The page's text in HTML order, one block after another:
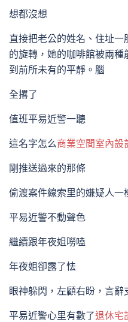
想都沒想
直接把老公的姓名、住址一
的旋轉，她的咖啡館被兩
到前所未有的平靜。腦
全撂了
值班平易近警一聽
這名字怎么商業空間室內設
剛推送過來的那條
偷渡案件線索里的嫌疑人一
平易近警不動聲色
繼續跟年夜姐嘮嗑
年夜姐卻露了怯
眼神躲閃，左顧右盼，言辭
平易近警心里有數了退休宅